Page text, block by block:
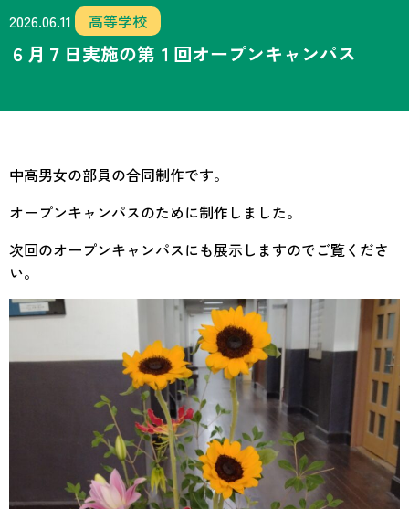
2026.06.11 高等学校
６月７日実施の第１回オープンキャンパス
中高男女の部員の合同制作です。
オープンキャンパスのために制作しました。
次回のオープンキャンパスにも展示しますのでご覧くださ
い。